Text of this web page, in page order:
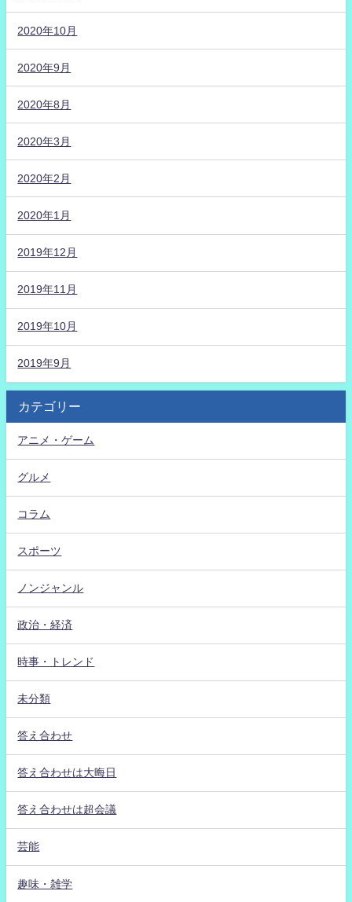
2020年10月
2020年9月
2020年8月
2020年3月
2020年2月
2020年1月
2019年12月
2019年11月
2019年10月
2019年9月
カテゴリー
アニメ・ゲーム
グルメ
コラム
スポーツ
ノンジャンル
政治・経済
時事・トレンド
未分類
答え合わせ
答え合わせは大晦日
答え合わせは超会議
芸能
趣味・雑学